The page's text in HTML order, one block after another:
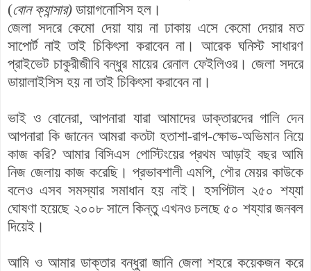
(বোন ক্যান্সার) ডায়াগনোসিস হল।
জেলা সদরে কেমো দেয়া যায় না ঢাকায় এসে কেমো দেয়ার মত
সাপোর্ট নাই তাই চিকিৎসা করাবেন না। আরেক ঘনিস্ট সাধারণ
প্রাইভেট চাকুরীজীবি বন্ধুর মায়ের রেনাল ফেইলিওর। জেলা সদরে
ডায়ালাইসিস হয় না তাই চিকিৎসা করাবেন না।
ভাই ও বোনেরা, আপনারা যারা আমাদের ডাক্তারদের গালি দেন
আপনারা কি জানেন আমরা কতটা হতাশা-রাগ-ক্ষোভ-অভিমান নিয়ে
কাজ করি? আমার বিসিএস পোস্টিংয়ের প্রথম আড়াই বছর আমি
নিজ জেলায় কাজ করেছি। প্রভাবশালী এমপি, পৌর মেয়র কাউকে
বলেও এসব সমস্যার সমাধান হয় নাই। হসপিটাল ২৫০ শয্যা
ঘোষণা হয়েছে ২০০৮ সালে কিন্তু এখনও চলছে ৫০ শয্যার জনবল
দিয়েই।
আমি ও আমার ডাক্তার বন্ধুরা জানি জেলা শহরে কয়েকজন করে